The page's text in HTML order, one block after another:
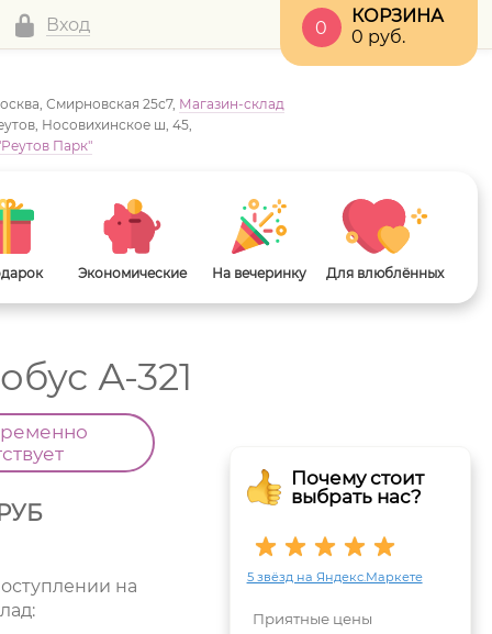
Вход
КОРЗИНА
0 руб.
0
Смирновская 25с7, Магазин-склад
Носовихинское ш, 45,
Парк"
Экономические На вечеринку Для влюблённых
А-321
Почему стоит
выбрать нас?
5 звёзд на Яндекс.Маркете
Приятные цены
РУБ
на